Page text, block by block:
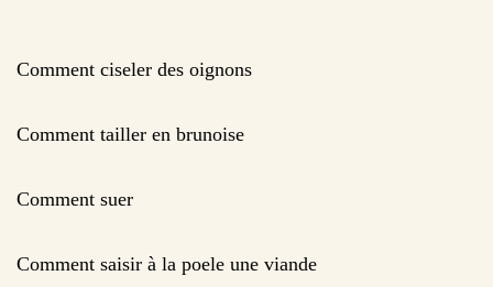
Comment ciseler des oignons
Comment tailler en brunoise
Comment suer
Comment saisir à la poele une viande